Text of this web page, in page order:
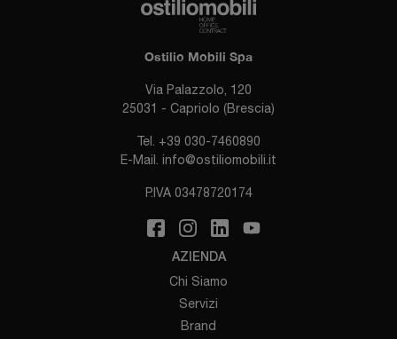
Ostilio Mobili Spa
Via Palazzolo, 120
25031 - Capriolo (Brescia)
Tel. +39 030-7460890
E-Mail. info@ostiliomobili.it
P.IVA 03478720174
AZIENDA
Chi Siamo
Servizi
Brand